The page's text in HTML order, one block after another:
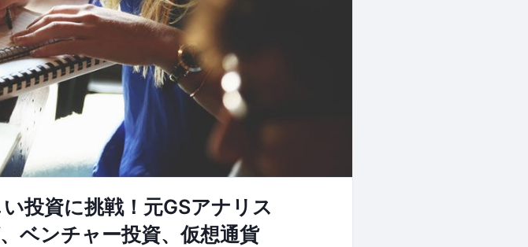
投資に挑戦！元GSアナリス
ベンチャー投資、仮想通貨